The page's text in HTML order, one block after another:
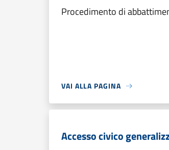
Procedimento di
VAI ALLA PAGINA
Accesso civico